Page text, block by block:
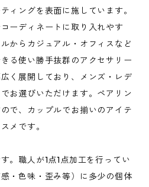
ィングを表面に施しています。
ーディネートに取り入れやす
からカジュアル・オフィスなど
る使い勝手抜群のアクセサリー
く展開しており、メンズ・レデ
お選びいただけます。ペアリン
で、カップルでお揃いのアイテ
メです。
。職人が1点1点加工を行ってい
・色味・歪み等）に多少の個体